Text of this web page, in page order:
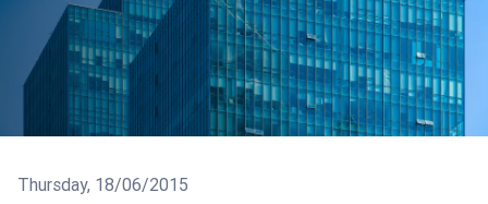
Thursday, 18/06/2015